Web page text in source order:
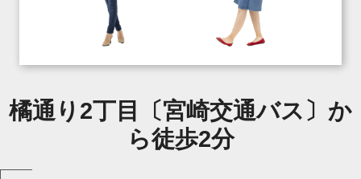
橘通り2丁目〔宮崎交通バス〕か
ら徒歩2分